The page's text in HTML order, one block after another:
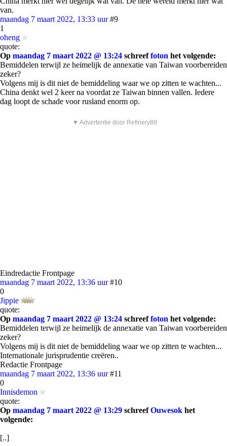
van.
maandag 7 maart 2022, 13:33 uur #9
1
oheng
quote:
Op maandag 7 maart 2022 @ 13:24 schreeffoton het volgende:
Bemiddelen terwijl ze heimelijk de annexatie van Taiwan voorbereiden
zeker?
Volgens mij is dit niet de bemiddeling waar we op zitten te wachten...
China denkt wel 2 keer na voordat ze Taiwan binnen vallen. Iedere
dag loopt de schade voor rusland enorm op.
▼ Advertentie door Refinery89
Eindredactie Frontpage
maandag 7 maart 2022, 13:36 uur #10
0
Jippie
quote:
Op maandag 7 maart 2022 @ 13:24 schreeffoton het volgende:
Bemiddelen terwijl ze heimelijk de annexatie van Taiwan voorbereiden
zeker?
Volgens mij is dit niet de bemiddeling waar we op zitten te wachten...
Internationale jurisprudentie creëren..
Redactie Frontpage
maandag 7 maart 2022, 13:36 uur #11
0
Innisdemon
quote:
Op maandag 7 maart 2022 @ 13:29 schreefOuwesok het
volgende:
[..]